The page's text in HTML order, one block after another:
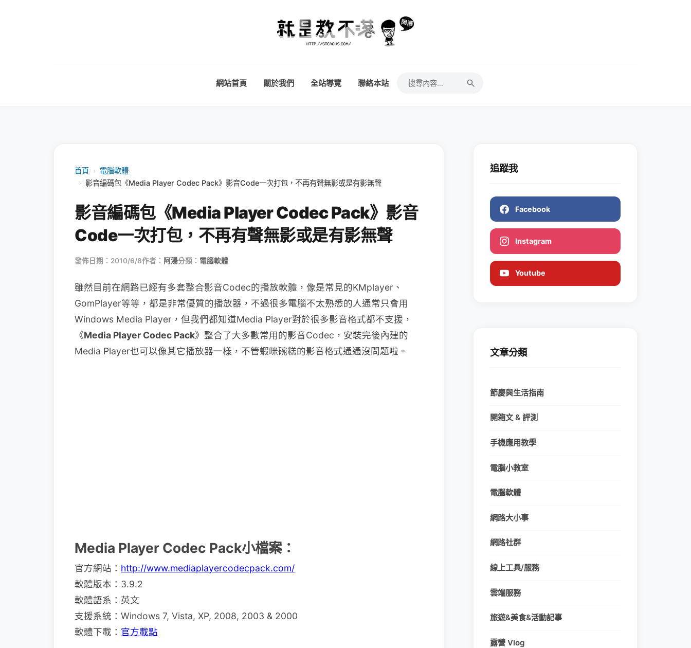
網站首頁 關於我們 全站導覽 聯絡本站
首頁 › 電腦軟體
› 影音編碼包《Media Player Codec Pack》影音Code一次打包，不再有聲無影或是有影無聲
影音編碼包《Media Player Codec Pack》影音
Code一次打包，不再有聲無影或是有影無聲
發佈日期：2010/6/8作者： 阿湯分類： 電腦軟體
雖然目前在網路已經有多套整合影音Codec的播放軟體，像是常見的KMplayer、
GomPlayer等等，都是非常優質的播放器，不過很多電腦不太熟悉的人通常只會用
Windows Media Player，但我們都知道Media Player對於很多影音格式都不支援，
《Media Player Codec Pack》整合了大多數常用的影音Codec，安裝完後內建的
Media Player也可以像其它播放器一樣，不管蝦咪碗糕的影音格式通通沒問題啦。
Media Player Codec Pack小檔案：
官方網站： http://www.mediaplayercodecpack.com/
軟體版本：3.9.2
軟體語系：英文
支援系統：Windows 7, Vista, XP, 2008, 2003 & 2000
軟體下載： 官方載點
追蹤我
Facebook
Instagram
Youtube
文章分類
節慶與生活指南
開箱文 & 評測
手機應用教學
電腦小教室
電腦軟體
網路大小事
網路社群
線上工具/服務
雲端服務
旅遊&美食&活動記事
露營 Vlog